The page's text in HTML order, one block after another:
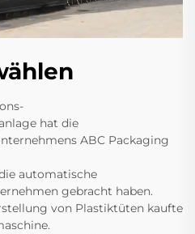
hat die
ABC Packaging
automatische
gebracht haben.
von Plastiktüten kaufte